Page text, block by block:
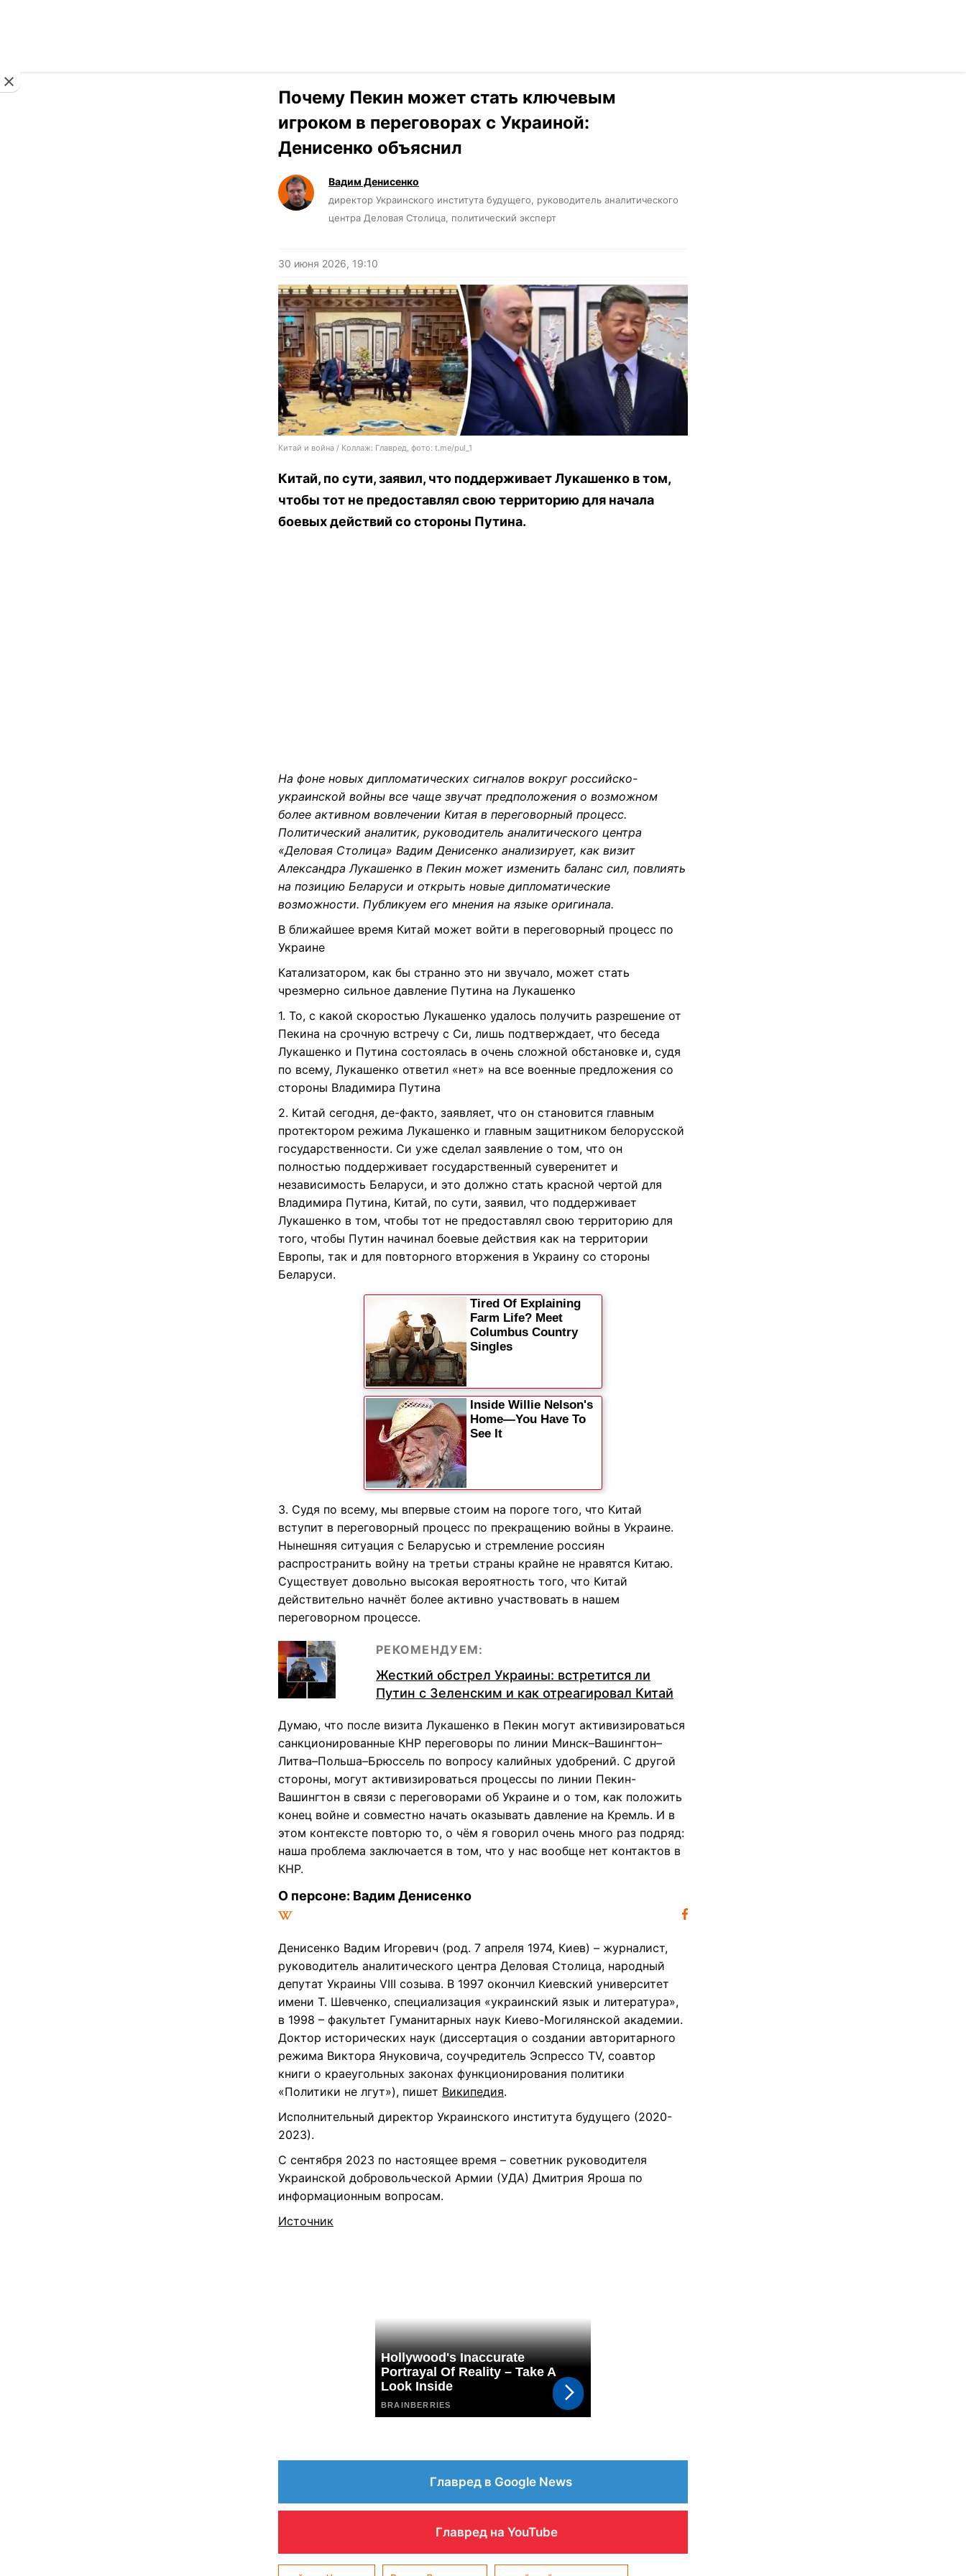
Почему Пекин может стать ключевым
игроком в переговорах с Украиной:
Денисенко объяснил
Вадим Денисенко
директор Украинского института будущего, руководитель аналитического
центра Деловая Столица, политический эксперт
30 июня 2026, 19:10
Китай и война / Коллаж: Главред, фото: t.me/pul_1
Китай, по сути, заявил, что поддерживает Лукашенко в том,
чтобы тот не предоставлял свою территорию для начала
боевых действий со стороны Путина.
На фоне новых дипломатических сигналов вокруг российско-
украинской войны все чаще звучат предположения о возможном
более активном вовлечении Китая в переговорный процесс.
Политический аналитик, руководитель аналитического центра
«Деловая Столица» Вадим Денисенко анализирует, как визит
Александра Лукашенко в Пекин может изменить баланс сил, повлиять
на позицию Беларуси и открыть новые дипломатические
возможности. Публикуем его мнения на языке оригинала.
В ближайшее время Китай может войти в переговорный процесс по
Украине
Катализатором, как бы странно это ни звучало, может стать
чрезмерно сильное давление Путина на Лукашенко
1. То, с какой скоростью Лукашенко удалось получить разрешение от
Пекина на срочную встречу с Си, лишь подтверждает, что беседа
Лукашенко и Путина состоялась в очень сложной обстановке и, судя
по всему, Лукашенко ответил «нет» на все военные предложения со
стороны Владимира Путина
2. Китай сегодня, де-факто, заявляет, что он становится главным
протектором режима Лукашенко и главным защитником белорусской
государственности. Си уже сделал заявление о том, что он
полностью поддерживает государственный суверенитет и
независимость Беларуси, и это должно стать красной чертой для
Владимира Путина, Китай, по сути, заявил, что поддерживает
Лукашенко в том, чтобы тот не предоставлял свою территорию для
того, чтобы Путин начинал боевые действия как на территории
Европы, так и для повторного вторжения в Украину со стороны
Беларуси.
3. Судя по всему, мы впервые стоим на пороге того, что Китай
вступит в переговорный процесс по прекращению войны в Украине.
Нынешняя ситуация с Беларусью и стремление россиян
распространить войну на третьи страны крайне не нравятся Китаю.
Существует довольно высокая вероятность того, что Китай
действительно начнёт более активно участвовать в нашем
переговорном процессе.
РЕКОМЕНДУЕМ:
Жесткий обстрел Украины: встретится ли
Путин с Зеленским и как отреагировал Китай
Думаю, что после визита Лукашенко в Пекин могут активизироваться
санкционированные КНР переговоры по линии Минск–Вашингтон–
Литва–Польша–Брюссель по вопросу калийных удобрений. С другой
стороны, могут активизироваться процессы по линии Пекин-
Вашингтон в связи с переговорами об Украине и о том, как положить
конец войне и совместно начать оказывать давление на Кремль. И в
этом контексте повторю то, о чём я говорил очень много раз подряд:
наша проблема заключается в том, что у нас вообще нет контактов в
КНР.
О персоне: Вадим Денисенко
Денисенко Вадим Игоревич (род. 7 апреля 1974, Киев) – журналист,
руководитель аналитического центра Деловая Столица, народный
депутат Украины VIII созыва. В 1997 окончил Киевский университет
имени Т. Шевченко, специализация «украинский язык и литература»,
в 1998 – факультет Гуманитарных наук Киево-Могилянской академии.
Доктор исторических наук (диссертация о создании авторитарного
режима Виктора Януковича, соучредитель Эспрессо TV, соавтор
книги о краеугольных законах функционирования политики
«Политики не лгут»), пишет Википедия.
Исполнительный директор Украинского института будущего (2020-
2023).
С сентября 2023 по настоящее время – советник руководителя
Украинской добровольческой Армии (УДА) Дмитрия Яроша по
информационным вопросам.
Источник
Главред в Google News
Главред на YouTube